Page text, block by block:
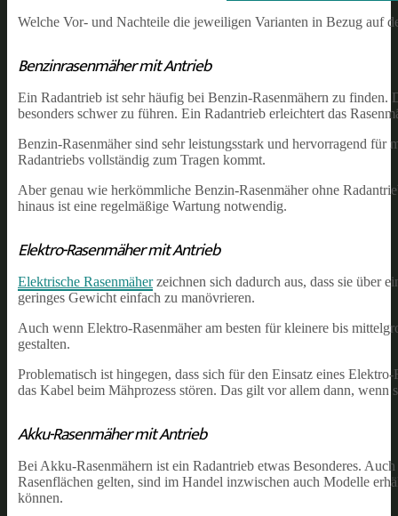
Welche Vor- und Nachteile die jeweiligen Varianten in Bezug auf
Benzinrasenmäher mit Antrieb
Ein Radantrieb ist sehr häufig bei Benzin-Rasenmähern zu finden.
besonders schwer zu führen. Ein Radantrieb erleichtert das
Benzin-Rasenmäher sind sehr leistungsstark und hervorragend für
Radantriebs vollständig zum Tragen kommt.
Aber genau wie herkömmliche Benzin-Rasenmäher ohne
hinaus ist eine regelmäßige Wartung notwendig.
Elektro-Rasenmäher mit Antrieb
Elektrische Rasenmäherzeichnen sich dadurch aus, dass sie über
geringes Gewicht einfach zu manövrieren.
Auch wenn Elektro-Rasenmäher am besten für kleinere bis
gestalten.
Problematisch ist hingegen, dass sich für den Einsatz eines
das Kabel beim Mähprozess stören. Das gilt vor allem dann,
Akku-Rasenmäher mit Antrieb
Bei Akku-Rasenmähern ist ein Radantrieb etwas Besonderes. Auch
Rasenflächen gelten, sind im Handel inzwischen auch Modelle
können.